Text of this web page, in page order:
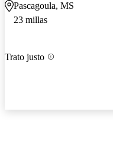
Pascagoula, MS
23 millas
Trato justo